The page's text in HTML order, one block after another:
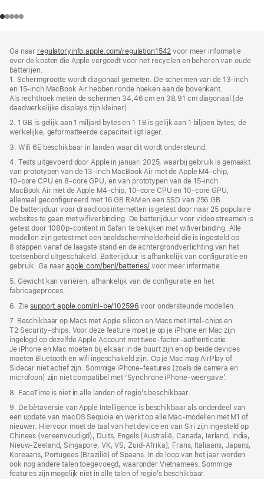
Ga naar regulatoryinfo.apple.com/regulation1542 (wordt
in
venster
geopend)
voor meer informatie
over de kosten die Apple vergoedt voor het recyclen en beheren van oude
batterijen.
1. Schermgrootte wordt diagonaal gemeten. De schermen van de 13‑inch
en 15‑inch MacBook Air hebben ronde hoeken aan de bovenkant.
Als rechthoek meten de schermen 34,46 cm en 38,91 cm diagonaal (de
daadwerkelijke displays zijn kleiner).
2. 1 GB is gelijk aan 1 miljard bytes en 1 TB is gelijk aan 1 biljoen bytes; de
werkelijke, geformatteerde capaciteit ligt lager.
3. Wifi 6E beschikbaar in landen waar dit wordt ondersteund.
4. Tests uitgevoerd door Apple in januari 2025, waarbij gebruik is gemaakt
van prototypen van de 13‑inch MacBook Air met de Apple M4‑chip,
10‑core CPU en 8‑core GPU, en van prototypen van de 15‑inch
MacBook Air met de Apple M4‑chip, 10‑core CPU en 10‑core GPU,
allemaal geconfigureerd met 16 GB RAM en een SSD van 256 GB.
De batterijduur voor draadloos internetten is getest door naar 25 populaire
websites te gaan met wifiverbinding. De batterijduur voor video streamen is
getest door 1080p-content in Safari te bekijken met wifiverbinding. Alle
modellen zijn getest met een beeldscherm­helderheid die is ingesteld op
8 stappen vanaf de laagste stand en de achtergrond­verlichting van het
toetsenbord uitgeschakeld. Batterijduur is afhankelijk van configuratie en
gebruik. Ga naar apple.com/benl/batteries/voor meer informatie.
5. Gewicht kan variëren, afhankelijk van de configuratie en het
fabricageproces.
6. Ziesupport.apple.com/nl-be/102596 voor ondersteunde modellen.
7. Beschikbaar op Macs met Apple silicon en Macs met Intel-chips en
T2 Security-chips. Voor deze feature moet je op je iPhone en Mac zijn
ingelogd op dezelfde Apple Account met twee-factor-authenticatie.
Je iPhone en Mac moeten bij elkaar in de buurt zijn en op beide devices
moeten Bluetooth en wifi ingeschakeld zijn. Op je Mac mag AirPlay of
Sidecar niet actief zijn. Sommige iPhone-features (zoals de camera en
microfoon) zijn niet compatibel met ‘Synchrone iPhone-weergave’.
8. FaceTime is niet in alle landen of regio’s beschikbaar.
9. De bètaversie van Apple Intelligence is beschikbaar als onderdeel van
een update van macOS Sequoia en werkt op alle Mac-modellen met M1 of
nieuwer. Hiervoor moet de taal van het device en van Siri zijn ingesteld op
Chinees (vereenvoudigd), Duits, Engels (Australië, Canada, Ierland, India,
Nieuw-Zeeland, Singapore, VK, VS, Zuid-Afrika), Frans, Italiaans, Japans,
Koreaans, Portugees (Brazilië) of Spaans. In de loop van het jaar worden
ook nog andere talen toegevoegd, waaronder Vietnamees. Sommige
features zijn mogelijk niet in alle talen of regio’s beschikbaar.